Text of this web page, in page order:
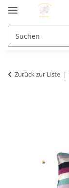
Zurück zur Liste